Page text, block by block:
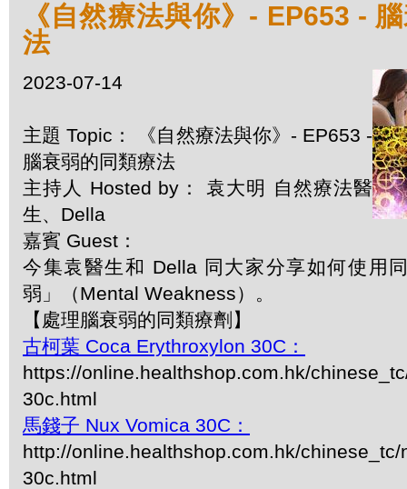
《自然療法與你》- EP653 -
法
2023-07-14
主題 Topic： 《自然療法與你》- EP653 -
腦衰弱的同類療法
主持人 Hosted by： 袁大明 自然療法醫
生、Della
嘉賓 Guest：
今集袁醫生和 Della 同大家分享如何使用
弱」（Mental Weakness）。
【處理腦衰弱的同類療劑】
古柯葉 Coca Erythroxylon 30C：
https://online.healthshop.com.hk/
30c.html
馬錢子 Nux Vomica 30C：
http://online.healthshop.com.hk/chinese_tc/
30c.html